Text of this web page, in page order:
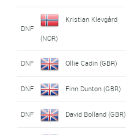
DNF
Kristian Klevgård
(NOR)
DNF Ollie Cadin (GBR)
DNF Finn Dunton (GBR)
DNF David Bolland (GBR)